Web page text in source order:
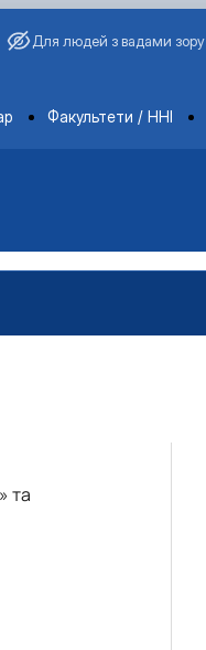
Для людей з вадами зору
Факультети / ННІ
» та